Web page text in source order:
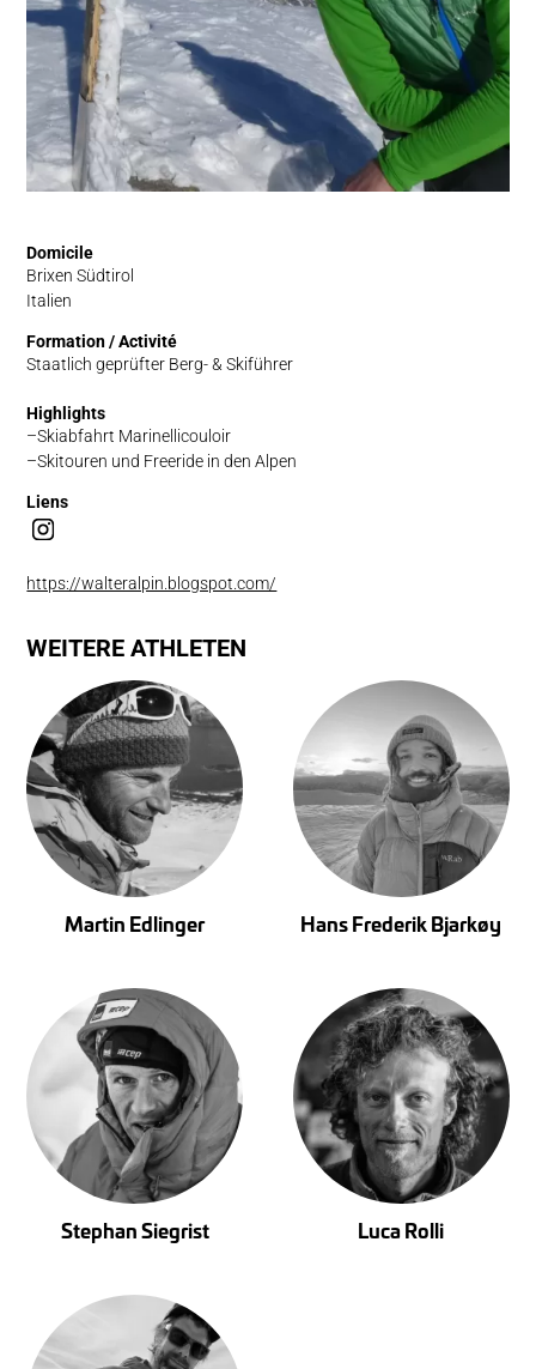
Domicile
Brixen Südtirol
Italien
Formation / Activité
Staatlich geprüfter Berg- & Skiführer
Highlights
Skiabfahrt Marinellicouloir
Skitouren und Freeride in den Alpen
Liens
https://walteralpin.blogspot.com/
WEITERE ATHLETEN
Martin Edlinger Hans Frederik Bjarkøy
Stephan Siegrist Luca Rolli